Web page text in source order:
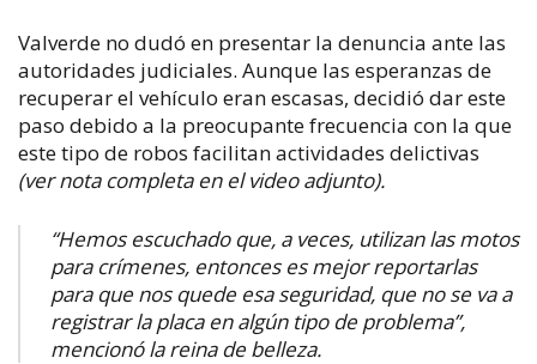
Valverde no dudó en presentar la denuncia ante las
autoridades judiciales. Aunque las esperanzas de
recuperar el vehículo eran escasas, decidió dar este
paso debido a la preocupante frecuencia con la que
este tipo de robos facilitan actividades delictivas
(ver nota completa en el video adjunto).
“Hemos escuchado que, a veces, utilizan las motos
para crímenes, entonces es mejor reportarlas
para que nos quede esa seguridad, que no se va a
registrar la placa en algún tipo de problema”,
mencionó la reina de belleza.